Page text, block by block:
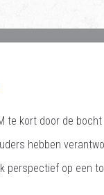
te kort door de bocht
hebben
perspectief op een